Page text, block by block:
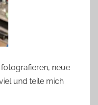
neue
und teile mich